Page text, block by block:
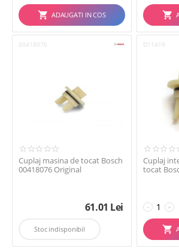
ADAUGATI IN COS
00418076
Cuplaj masina de tocat Bosch
00418076 Original
61.01 Lei
Stoc indisponibil
D11419
Cuplaj
tocat
+
−